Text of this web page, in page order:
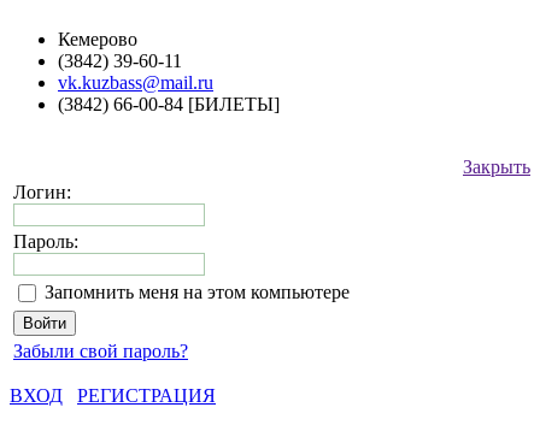
Кемерово
(3842) 39-60-11
vk.kuzbass@mail.ru
(3842) 66-00-84 [БИЛЕТЫ]
Закрыть
Логин:
Пароль:
Запомнить меня на этом компьютере
Забыли свой пароль?
ВХОД
РЕГИСТРАЦИЯ